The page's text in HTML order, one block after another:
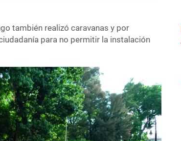
también realizó caravanas y por
para no permitir la instalación